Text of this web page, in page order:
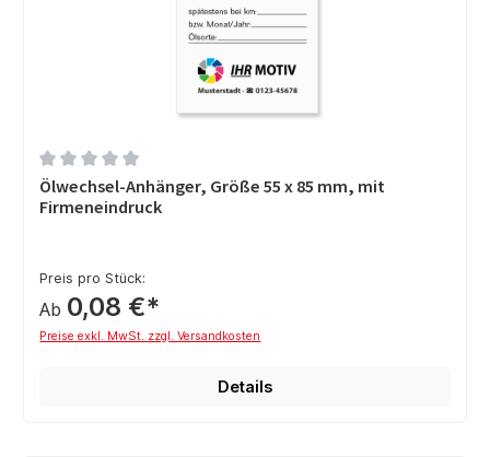
Durchschnittliche Bewertung von 0 von 5 Sternen
Ölwechsel-Anhänger, Größe 55 x 85 mm, mit
Firmeneindruck
Preis pro Stück:
Ab 0,08 €*
Preise exkl. MwSt. zzgl. Versandkosten
Details